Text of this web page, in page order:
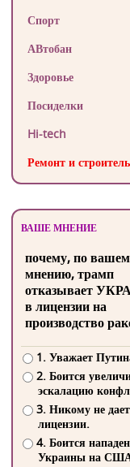
Спорт
АВтобан
Здоровье
Посиделки
Hi-tech
Ремонт и
ВАШЕ МНЕНИЕ
почему, по
мнению, трамп
отказывает
в лицензии на
производство
1. Уважает
2. Боится
эскалацию
3. Никому не
лицензии.
4. Боится
Украины на